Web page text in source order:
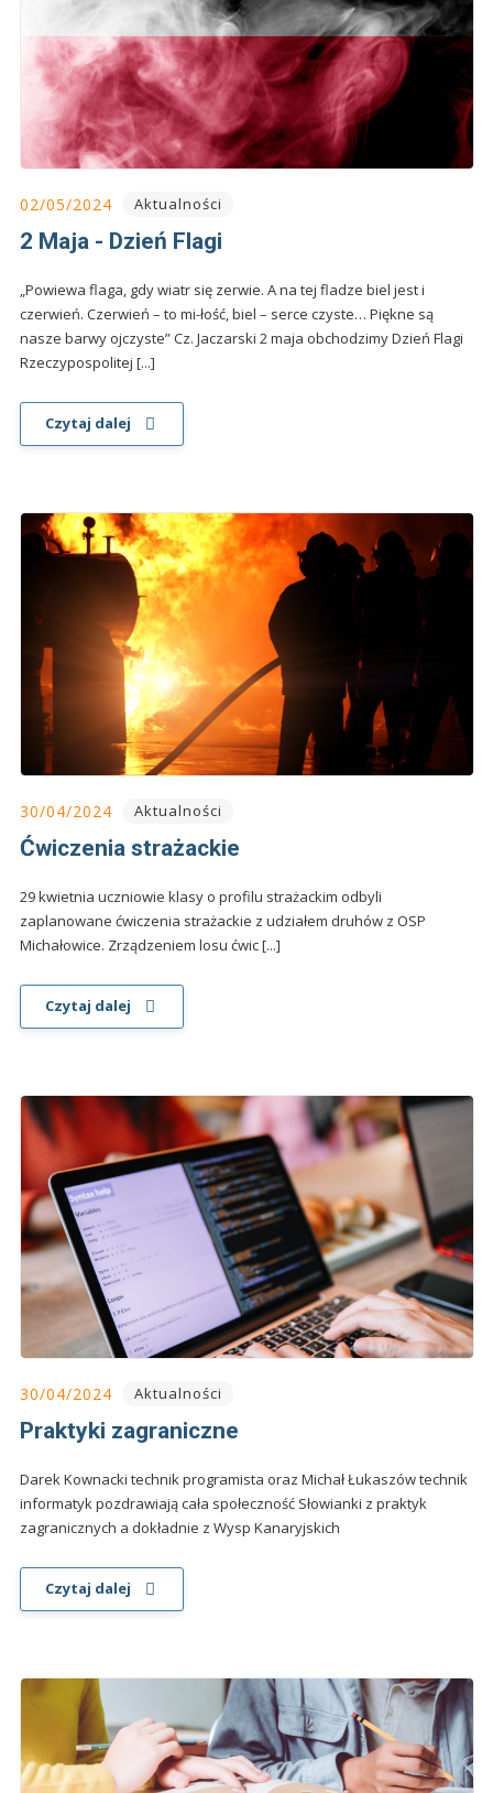
02/05/2024 Aktualności
2 Maja - Dzień Flagi
„Powiewa flaga, gdy wiatr się zerwie. A na tej fladze biel jest i
czerwień. Czerwień – to mi-łość, biel – serce czyste… Piękne są
nasze barwy ojczyste” Cz. Jaczarski 2 maja obchodzimy Dzień Flagi
Rzeczypospolitej [...]
Czytaj dalej
30/04/2024 Aktualności
Ćwiczenia strażackie
29 kwietnia uczniowie klasy o profilu strażackim odbyli
zaplanowane ćwiczenia strażackie z udziałem druhów z OSP
Michałowice. Zrządzeniem losu ćwic [...]
Czytaj dalej
30/04/2024 Aktualności
Praktyki zagraniczne
Darek Kownacki technik programista oraz Michał Łukaszów technik
informatyk pozdrawiają cała społeczność Słowianki z praktyk
zagranicznych a dokładnie z Wysp Kanaryjskich
Czytaj dalej